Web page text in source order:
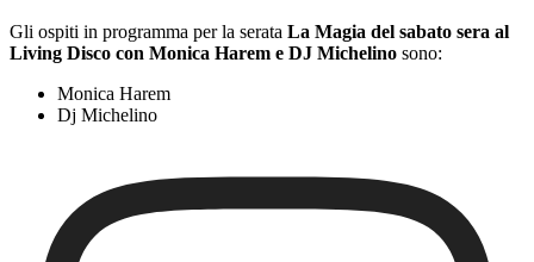
Gli ospiti in programma per la serata La Magia del sabato sera al
Living Disco con Monica Harem e DJ Michelino sono:
Monica Harem
Dj Michelino